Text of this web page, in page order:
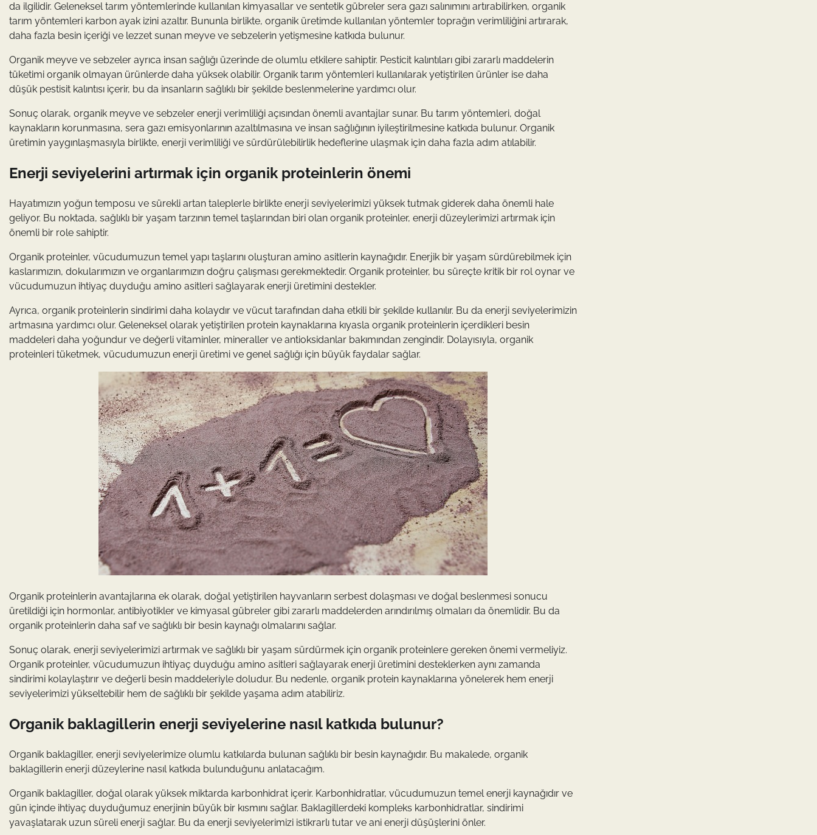
da ilgilidir. Geleneksel tarım yöntemlerinde kullanılan kimyasallar ve sentetik gübreler sera gazı salınımını artırabilirken, organik
tarım yöntemleri karbon ayak izini azaltır. Bununla birlikte, organik üretimde kullanılan yöntemler toprağın verimliliğini artırarak,
daha fazla besin içeriği ve lezzet sunan meyve ve sebzelerin yetişmesine katkıda bulunur.
Organik meyve ve sebzeler ayrıca insan sağlığı üzerinde de olumlu etkilere sahiptir. Pesticit kalıntıları gibi zararlı maddelerin
tüketimi organik olmayan ürünlerde daha yüksek olabilir. Organik tarım yöntemleri kullanılarak yetiştirilen ürünler ise daha
düşük pestisit kalıntısı içerir, bu da insanların sağlıklı bir şekilde beslenmelerine yardımcı olur.
Sonuç olarak, organik meyve ve sebzeler enerji verimliliği açısından önemli avantajlar sunar. Bu tarım yöntemleri, doğal
kaynakların korunmasına, sera gazı emisyonlarının azaltılmasına ve insan sağlığının iyileştirilmesine katkıda bulunur. Organik
üretimin yaygınlaşmasıyla birlikte, enerji verimliliği ve sürdürülebilirlik hedeflerine ulaşmak için daha fazla adım atılabilir.
Enerji seviyelerini artırmak için organik proteinlerin önemi
Hayatımızın yoğun temposu ve sürekli artan taleplerle birlikte enerji seviyelerimizi yüksek tutmak giderek daha önemli hale
geliyor. Bu noktada, sağlıklı bir yaşam tarzının temel taşlarından biri olan organik proteinler, enerji düzeylerimizi artırmak için
önemli bir role sahiptir.
Organik proteinler, vücudumuzun temel yapı taşlarını oluşturan amino asitlerin kaynağıdır. Enerjik bir yaşam sürdürebilmek için
kaslarımızın, dokularımızın ve organlarımızın doğru çalışması gerekmektedir. Organik proteinler, bu süreçte kritik bir rol oynar ve
vücudumuzun ihtiyaç duyduğu amino asitleri sağlayarak enerji üretimini destekler.
Ayrıca, organik proteinlerin sindirimi daha kolaydır ve vücut tarafından daha etkili bir şekilde kullanılır. Bu da enerji seviyelerimizin
artmasına yardımcı olur. Geleneksel olarak yetiştirilen protein kaynaklarına kıyasla organik proteinlerin içerdikleri besin
maddeleri daha yoğundur ve değerli vitaminler, mineraller ve antioksidanlar bakımından zengindir. Dolayısıyla, organik
proteinleri tüketmek, vücudumuzun enerji üretimi ve genel sağlığı için büyük faydalar sağlar.
Organik proteinlerin avantajlarına ek olarak, doğal yetiştirilen hayvanların serbest dolaşması ve doğal beslenmesi sonucu
üretildiği için hormonlar, antibiyotikler ve kimyasal gübreler gibi zararlı maddelerden arındırılmış olmaları da önemlidir. Bu da
organik proteinlerin daha saf ve sağlıklı bir besin kaynağı olmalarını sağlar.
Sonuç olarak, enerji seviyelerimizi artırmak ve sağlıklı bir yaşam sürdürmek için organik proteinlere gereken önemi vermeliyiz.
Organik proteinler, vücudumuzun ihtiyaç duyduğu amino asitleri sağlayarak enerji üretimini desteklerken aynı zamanda
sindirimi kolaylaştırır ve değerli besin maddeleriyle doludur. Bu nedenle, organik protein kaynaklarına yönelerek hem enerji
seviyelerimizi yükseltebilir hem de sağlıklı bir şekilde yaşama adım atabiliriz.
Organik baklagillerin enerji seviyelerine nasıl katkıda bulunur?
Organik baklagiller, enerji seviyelerimize olumlu katkılarda bulunan sağlıklı bir besin kaynağıdır. Bu makalede, organik
baklagillerin enerji düzeylerine nasıl katkıda bulunduğunu anlatacağım.
Organik baklagiller, doğal olarak yüksek miktarda karbonhidrat içerir. Karbonhidratlar, vücudumuzun temel enerji kaynağıdır ve
gün içinde ihtiyaç duyduğumuz enerjinin büyük bir kısmını sağlar. Baklagillerdeki kompleks karbonhidratlar, sindirimi
yavaşlatarak uzun süreli enerji sağlar. Bu da enerji seviyelerimizi istikrarlı tutar ve ani enerji düşüşlerini önler.